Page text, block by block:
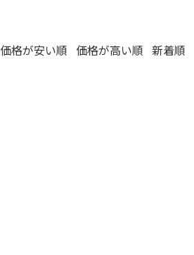
価格が安い順 価格が高い順 新着順